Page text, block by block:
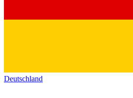
Deutschland